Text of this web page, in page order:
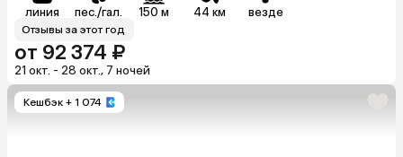
линия пес./гал. 150 м 44 км везде
Отзывы за этот год
от 92 374 ₽
21 окт. - 28 окт., 7 ночей
Кешбэк + 1 074